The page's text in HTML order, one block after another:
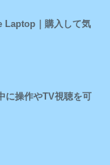
Laptop｜購入して気
に操作やTV視聴を可